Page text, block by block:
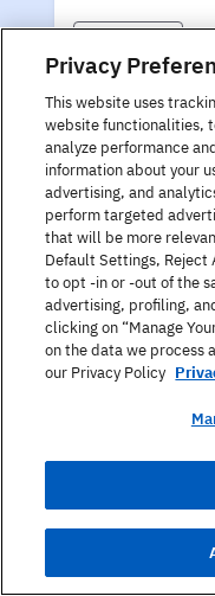
View All
свържем с Вас,
обучение и да
Privacy
This website uses
website functionalities,
analyze performance
information about your
advertising, and
perform targeted
that will be more
Default Settings,
to opt -in or -out of the
advertising, profiling,
clicking on “Manage
on the data we process
our Privacy Policy